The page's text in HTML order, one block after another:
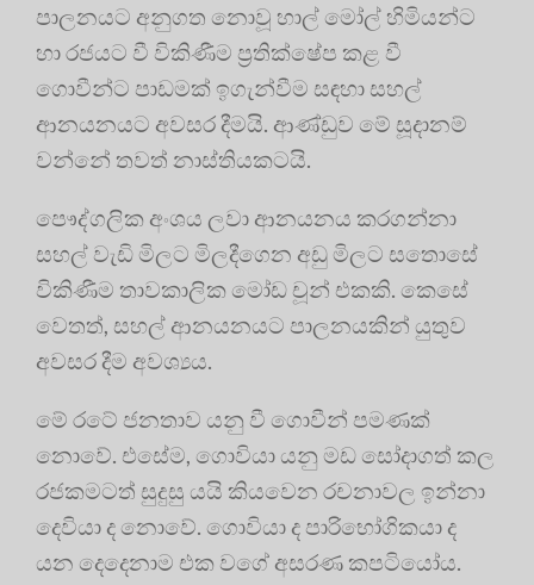
පාලනයට අනුගත නොවූ හාල් මෝල් හිමියන්ට
හා රජයට වී විකිණීම ප්‍රතික්ෂේප කළ වී
ගොවීන්ට පාඩමක් ඉගැන්වීම සඳහා සහල්
ආනයනයට අවසර දීමයි. ආණ්ඩුව මේ සූදානම්
වන්නේ තවත් නාස්තියකටයි.
පෞද්ගලික අංශය ලවා ආනයනය කරගන්නා
සහල් වැඩි මිලට මිලදීගෙන අඩු මිලට සතොසේ
විකිණීම තාවකාලික මෝඩ චූන් එකකි. කෙසේ
වෙතත්, සහල් ආනයනයට පාලනයකින් යුතුව
අවසර දීම අවශ්‍යය.
මේ රටේ ජනතාව යනු වී ගොවීන් පමණක්
නොවේ. එසේම, ගොවියා යනු මඩ සෝදාගත් කල
රජකමටත් සුදුසු යයි කියවෙන රචනාවල ඉන්නා
දෙවියා ද නොවේ. ගොවියා ද පාරිභෝගිකයා ද
යන දෙදෙනාම එක වගේ අසරණ කපටියෝය.